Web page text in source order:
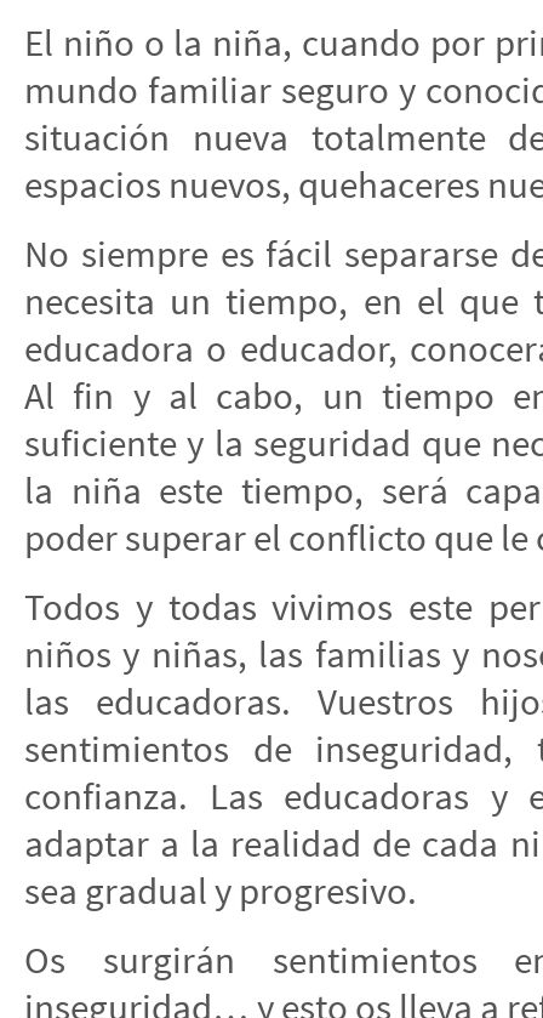
El niño o la niña, cuando por
mundo familiar seguro y
situación nueva totalmente
espacios nuevos, quehaceres
No siempre es fácil separarse
necesita un tiempo, en el
educadora o educador,
Al fin y al cabo, un tiempo
suficiente y la seguridad que
la niña este tiempo, será
poder superar el conflicto que
Todos y todas vivimos este
niños y niñas, las familias y
las educadoras. Vuestros
sentimientos de
confianza. Las educadoras y
adaptar a la realidad de cada
sea gradual y progresivo.
Os surgirán sentimientos
inseguridad… y esto os lleva a